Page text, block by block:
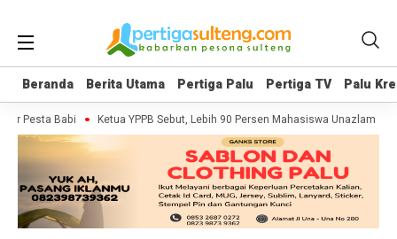
Beranda Berita Utama Pertiga Palu Pertiga TV Palu
Beranda Berita Utama Pertiga Palu Pertiga TV Palu
Pesta Babi Ketua YPPB Sebut, Lebih 90 Persen Mahasiswa Unazlam